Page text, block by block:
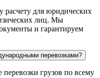
расчету для юридических
лиц. Мы
и гарантируем
перевозками?
грузов по всему